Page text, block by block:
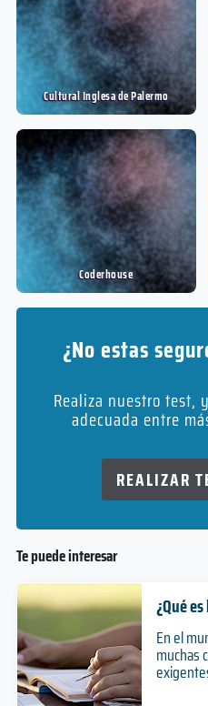
Cultural Inglesa de Palermo
Coderhouse
¿No estas
Realiza nuestro test,
adecuada entre
REALIZAR
Te puede interesar
¿Qué
En el
muchas